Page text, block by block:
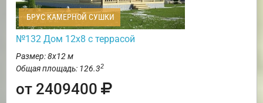
БРУС КАМЕРНОЙ СУШКИ
№132 Дом 12х8 с террасой
Размер: 8х12 м
Общая площадь: 126.32
от 2409400